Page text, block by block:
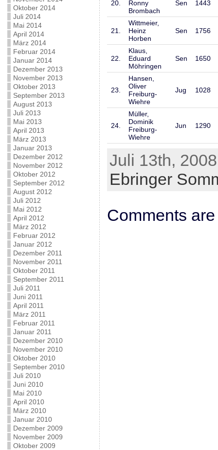
Oktober 2014
Juli 2014
Mai 2014
April 2014
März 2014
Februar 2014
Januar 2014
Dezember 2013
November 2013
Oktober 2013
September 2013
August 2013
Juli 2013
Mai 2013
April 2013
März 2013
Januar 2013
Dezember 2012
November 2012
Oktober 2012
September 2012
August 2012
Juli 2012
Mai 2012
April 2012
März 2012
Februar 2012
Januar 2012
Dezember 2011
November 2011
Oktober 2011
September 2011
Juli 2011
Juni 2011
April 2011
März 2011
Februar 2011
Januar 2011
Dezember 2010
November 2010
Oktober 2010
September 2010
Juli 2010
Juni 2010
Mai 2010
April 2010
März 2010
Januar 2010
Dezember 2009
November 2009
Oktober 2009
20.
Ronny
Brombach
Sen 1443
21.
Wittmeier,
Heinz
Horben
Sen 1756
22.
Klaus,
Eduard
Möhringen
Sen 1650
23.
Hansen,
Oliver
Freiburg-
Wiehre
Jug 1028
24.
Müller,
Dominik
Freiburg-
Wiehre
Jun 1290
Juli 13th,
Ebringer
Comments